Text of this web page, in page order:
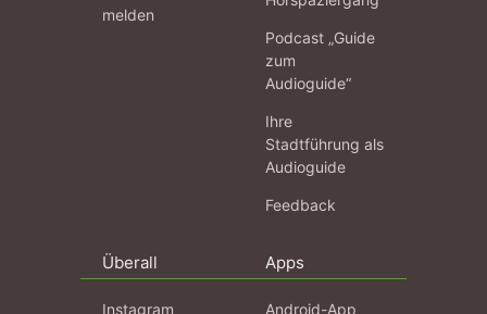
melden
Podcast „Guide
zum
Audioguide“
Ihre
Stadtführung als
Audioguide
Feedback
Überall
Instagram
Apps
Android-App